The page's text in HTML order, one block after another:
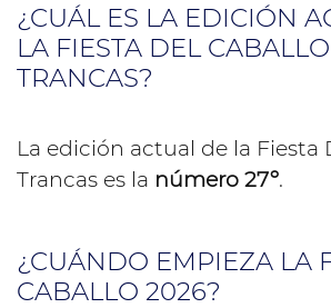
¿CUÁL ES LA EDICIÓN
LA FIESTA DEL
TRANCAS?
La edición actual de la Fiesta
Trancas es la número 27º.
¿CUÁNDO EMPIEZA LA
CABALLO 2026?